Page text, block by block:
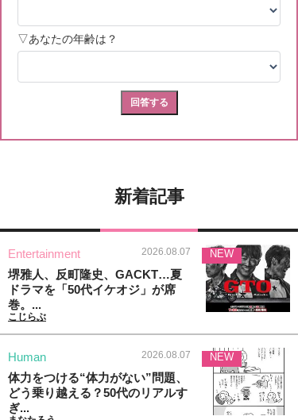
新着記事
Entertainment 2026.08.07
堺雅人、反町隆史、GACKT…夏
ドラマを「50代イケオジ」が席
巻。...
こじらぶ
NEW
Human 2026.08.07
体力をつける“体力がない”問題、
どう乗り越える？50代のリアルす
ぎ...
NEW